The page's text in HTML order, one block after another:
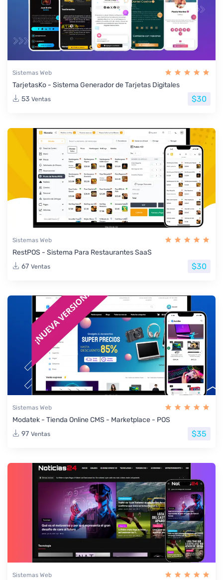
Sistemas Web
TarjetasKo - Sistema Generador de Tarjetas Digitales
53 Ventas $30
Sistemas Web
RestPOS - Sistema Para Restaurantes SaaS
67 Ventas $30
Sistemas Web
Modatek - Tienda Online CMS - Marketplace - POS
97 Ventas $35
Sistemas Web